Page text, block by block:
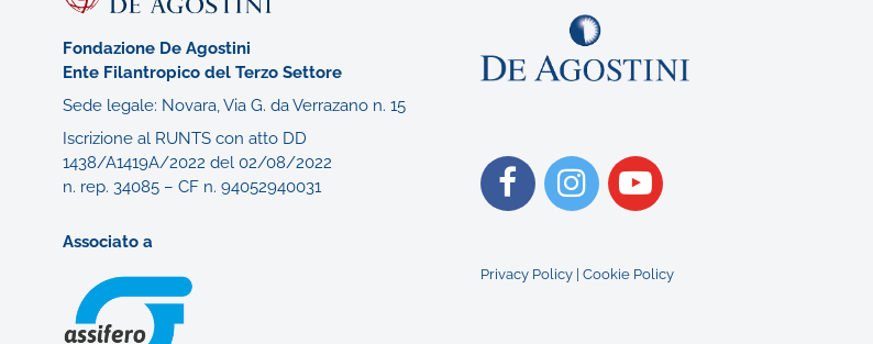
Fondazione De Agostini
Ente Filantropico del Terzo Settore
Sede legale: Novara, Via G. da Verrazano n. 15
Iscrizione al RUNTS con atto DD
1438/A1419A/2022 del 02/08/2022
n. rep. 34085 – CF n. 94052940031
Associato a
Privacy Policy| Cookie Policy